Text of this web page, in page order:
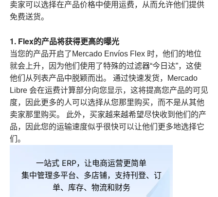
卖家可以选择在产品价格中使用运费，从而允许他们提供
免费送货。
1. Flex的产品将获得更高的曝光
当您的产品开启了Mercado Envíos Flex 时，他们的地位
就会上升，因为他们使用了特殊的过滤器“今日达”，这使
他们从列表产品中脱颖而出。 通过快速发货，Mercado
Libre 会在运费计算部分向您显示，这将提高您产品的可见
度，因此更多的人可以选择从您那里购买，而不是从其他
卖家那里购买。 此外，买家越来越希望尽快收到他们的产
品，因此您的运输速度似乎很快可以让他们更多地选择它
们。
一站式 ERP，让电商运营更简单
集中管理多平台、多店铺，支持刊登、订
单、库存、物流和财务